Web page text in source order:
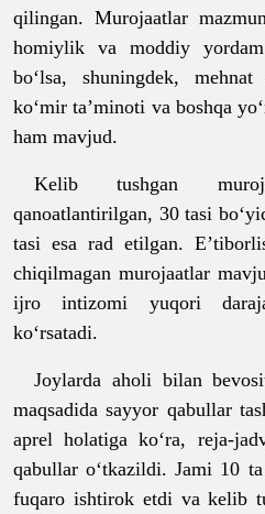
qilingan. Murojaatlar
homiylik va moddiy
bo‘lsa, shuningdek,
ko‘mir ta’minoti va boshqa
ham mavjud.
Kelib tushgan
qanoatlantirilgan, 30 tasi
tasi esa rad etilgan.
chiqilmagan murojaatlar
ijro intizomi yuqori
ko‘rsatadi.
Joylarda aholi bilan
maqsadida sayyor qabullar
aprel holatiga ko‘ra, reja-
qabullar o‘tkazildi. Jami 10
fuqaro ishtirok etdi va kelib